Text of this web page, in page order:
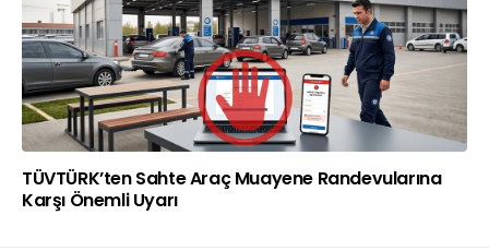
TÜVTÜRK’ten Sahte Araç Muayene Randevularına
Karşı Önemli Uyarı